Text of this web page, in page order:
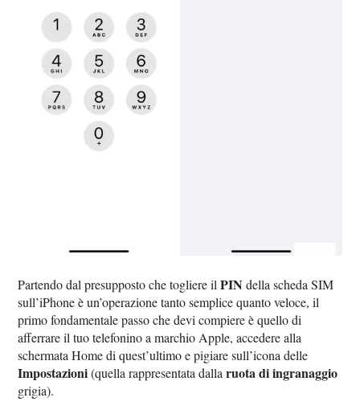
Partendo dal presupposto che togliere ilPIN della scheda SIM
sull’iPhone è un’operazione tanto semplice quanto veloce, il
primo fondamentale passo che devi compiere è quello di
afferrare il tuo telefonino a marchio Apple, accedere alla
schermata Home di quest’ultimo e pigiare sull’icona delle
Impostazioni(quella rappresentata dallaruota di ingranaggio
grigia).